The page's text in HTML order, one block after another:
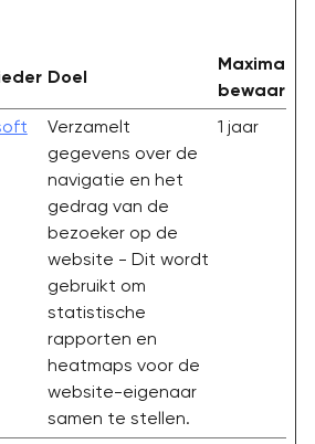
Doel
Maximale
Verzamelt
gegevens over de
navigatie en het
gedrag van de
bezoeker op de
website - Dit wordt
gebruikt om
statistische
rapporten en
heatmaps voor de
website-eigenaar
samen te stellen.
1 jaar